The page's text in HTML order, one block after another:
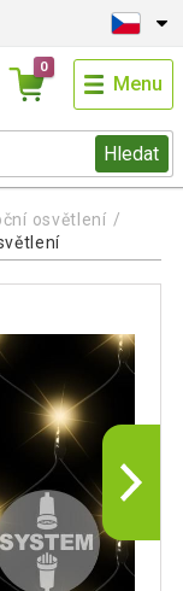
Hledat
0
Menu
osvětlení